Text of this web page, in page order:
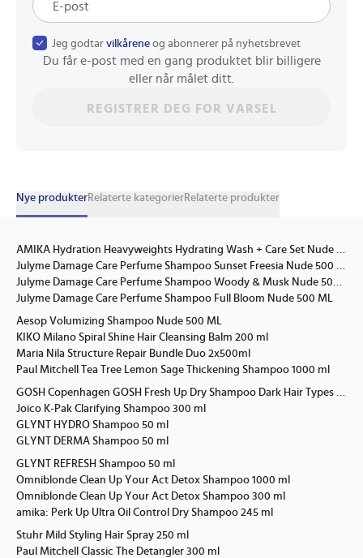
Jeg godtar vilkårene og abonnerer på nyhetsbrevet
Du får e-post med en gang produktet blir billigere
eller når målet ditt.
REGISTRER DEG FOR VARSEL
Nye produkterRelaterte kategorierRelaterte produkter
AMIKA Hydration Heavyweights Hydrating Wash + Care Set Nude ONE SIZE
Julyme Damage Care Perfume Shampoo Sunset Freesia Nude 500 ML
Julyme Damage Care Perfume Shampoo Woody & Musk Nude 500 ML
Julyme Damage Care Perfume Shampoo Full Bloom Nude 500 ML
Aesop Volumizing Shampoo Nude 500 ML
KIKO Milano Spiral Shine Hair Cleansing Balm 200 ml
Maria Nila Structure Repair Bundle Duo 2x500ml
Paul Mitchell Tea Tree Lemon Sage Thickening Shampoo 1000 ml
GOSH Copenhagen GOSH Fresh Up Dry Shampoo Dark Hair Types 150 ml
Joico K-Pak Clarifying Shampoo 300 ml
GLYNT HYDRO Shampoo 50 ml
GLYNT DERMA Shampoo 50 ml
GLYNT REFRESH Shampoo 50 ml
Omniblonde Clean Up Your Act Detox Shampoo 1000 ml
Omniblonde Clean Up Your Act Detox Shampoo 300 ml
amika: Perk Up Ultra Oil Control Dry Shampoo 245 ml
Stuhr Mild Styling Hair Spray 250 ml
Paul Mitchell Classic The Detangler 300 ml